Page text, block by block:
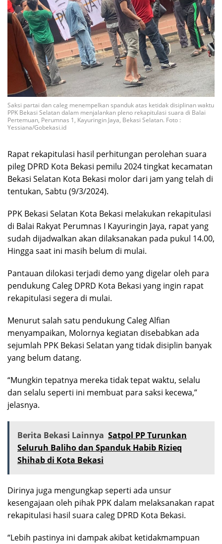
Saksi partai dan caleg menempelkan spanduk atas ketidak disiplinan waktu
PPK Bekasi Selatan dalam menjalankan pleno rekapitulasi suara di Balai
Pertemuan, Perumnas 1, Kayuringin Jaya, Bekasi Selatan. Foto :
Yessiana/Gobekasi.id
Rapat rekapitulasi hasil perhitungan perolehan suara
pileg DPRD Kota Bekasi pemilu 2024 tingkat kecamatan
Bekasi Selatan Kota Bekasi molor dari jam yang telah di
tentukan, Sabtu (9/3/2024).
PPK Bekasi Selatan Kota Bekasi melakukan rekapitulasi
di Balai Rakyat Perumnas I Kayuringin Jaya, rapat yang
sudah dijadwalkan akan dilaksanakan pada pukul 14.00,
Hingga saat ini masih belum di mulai.
Pantauan dilokasi terjadi demo yang digelar oleh para
pendukung Caleg DPRD Kota Bekasi yang ingin rapat
rekapitulasi segera di mulai.
Menurut salah satu pendukung Caleg Alfian
menyampaikan, Molornya kegiatan disebabkan ada
sejumlah PPK Bekasi Selatan yang tidak disiplin banyak
yang belum datang.
“Mungkin tepatnya mereka tidak tepat waktu, selalu
dan selalu seperti ini membuat para saksi kecewa,”
jelasnya.
Berita Bekasi Lainnya Satpol PP Turunkan
Seluruh Baliho dan Spanduk Habib Rizieq
Shihab di Kota Bekasi
Dirinya juga mengungkap seperti ada unsur
kesengajaan oleh pihak PPK dalam melaksanakan rapat
rekapitulasi hasil suara caleg DPRD Kota Bekasi.
“Lebih pastinya ini dampak akibat ketidakmampuan